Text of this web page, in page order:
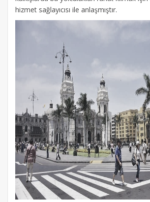
hizmet sağlayıcısı ile anlaşmıştır.